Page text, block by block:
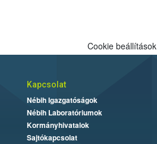
Cookie beállítások
Kapcsolat
Nébih Igazgatóságok
Nébih Laboratóriumok
Kormányhivatalok
Sajtókapcsolat